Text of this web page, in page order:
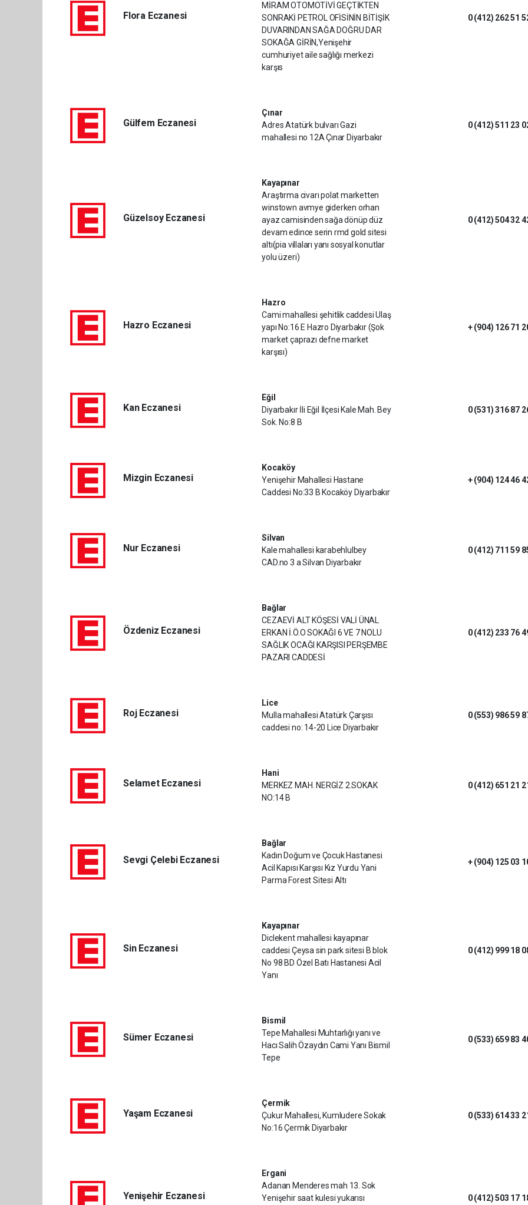
Flora Eczanesi
MİRAM OTOMOTİVİ GEÇTİKTEN
SONRAKİ PETROL OFİSİNİN BİTİŞİK
DUVARINDAN SAĞA DOĞRU DAR
SOKAĞA GİRİN,Yenişehir
cumhuriyet aile sağlığı merkezi
karşıs
0 (412) 262 51
Gülfem Eczanesi
Çınar
Adres Atatürk bulvarı Gazi
mahallesi no 12A Çınar Diyarbakır
0 (412) 511 23
Güzelsoy Eczanesi
Kayapınar
Araştırma civarı polat marketten
winstown avmye giderken orhan
ayaz camisinden sağa dönüp düz
devam edince serin rmd gold sitesi
altı(pia villaları yanı sosyal konutlar
yolu üzeri)
0 (412) 504 32
Hazro Eczanesi
Hazro
Cami mahallesi şehitlik caddesi Ulaş
yapı No:16 E Hazro Diyarbakır (Şok
market çaprazı defne market
karşısı)
+ (904) 126 71
Kan Eczanesi
Eğil
Diyarbakır İli Eğil İlçesi Kale Mah. Bey
Sok. No:8 B
0 (531) 316 87
Mizgin Eczanesi
Kocaköy
Yenişehir Mahallesi Hastane
Caddesi No:33 B Kocaköy Diyarbakır
+ (904) 124 46
Nur Eczanesi
Silvan
Kale mahallesi karabehlulbey
CAD.no 3 a Silvan Diyarbakır
0 (412) 711 59
Özdeniz Eczanesi
Bağlar
CEZAEVİ ALT KÖŞESİ VALİ ÜNAL
ERKAN İ.Ö.O SOKAĞI 6 VE 7 NOLU
SAĞLIK OCAĞI KARŞISI PERŞEMBE
PAZARI CADDESİ
0 (412) 233 76
Roj Eczanesi
Lice
Mulla mahallesi Atatürk Çarşısı
caddesi no: 14-20 Lice Diyarbakır
0 (553) 986 59
Selamet Eczanesi
Hani
MERKEZ MAH. NERGİZ 2.SOKAK
NO:14 B
0 (412) 651 21
Sevgi Çelebi Eczanesi
Bağlar
Kadın Doğum ve Çocuk Hastanesi
Acil Kapısı Karşısı Kız Yurdu Yani
Parma Forest Sitesi Altı
+ (904) 125 03
Sin Eczanesi
Kayapınar
Diclekent mahallesi kayapınar
caddesi Çeysa sin park sitesi B blok
No 98 BD Özel Batı Hastanesi Acil
Yanı
0 (412) 999 18
Sümer Eczanesi
Bismil
Tepe Mahallesi Muhtarlığı yanı ve
Hacı Salih Özaydın Cami Yanı Bismil
Tepe
0 (533) 659 83
Yaşam Eczanesi
Çermik
Çukur Mahallesi, Kumludere Sokak
No:16 Çermik Diyarbakır
0 (533) 614 33
Yenişehir Eczanesi
Ergani
Adanan Menderes mah 13. Sok
Yenişehir saat kulesi yukarısı
0 (412) 503 17